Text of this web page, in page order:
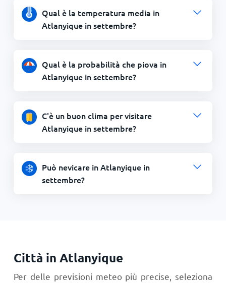
Qual è la temperatura media in
Atlanyique in settembre?
Qual è la probabilità che piova in
Atlanyique in settembre?
C'è un buon clima per visitare
Atlanyique in settembre?
Può nevicare in Atlanyique in
settembre?
Città in Atlanyique
Per delle previsioni meteo più precise, seleziona